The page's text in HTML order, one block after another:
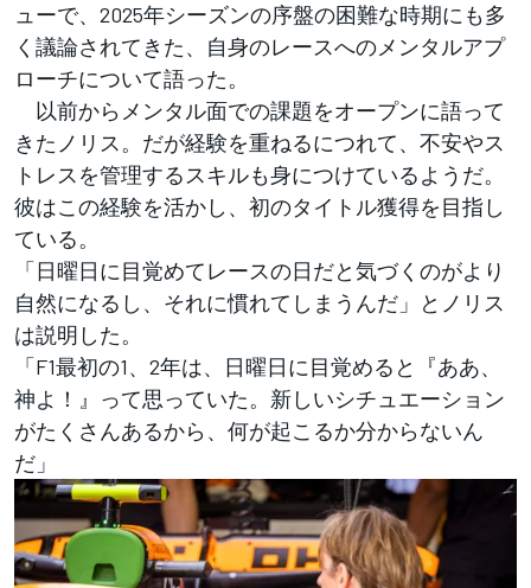
ューで、2025年シーズンの序盤の困難な時期にも多
く議論されてきた、自身のレースへのメンタルアプ
ローチについて語った。
以前からメンタル面での課題をオープンに語って
きたノリス。だが経験を重ねるにつれて、不安やス
トレスを管理するスキルも身につけているようだ。
彼はこの経験を活かし、初のタイトル獲得を目指し
ている。
「日曜日に目覚めてレースの日だと気づくのがより
自然になるし、それに慣れてしまうんだ」とノリス
は説明した。
「F1最初の1、2年は、日曜日に目覚めると『ああ、
神よ！』って思っていた。新しいシチュエーション
がたくさんあるから、何が起こるか分からないん
だ」